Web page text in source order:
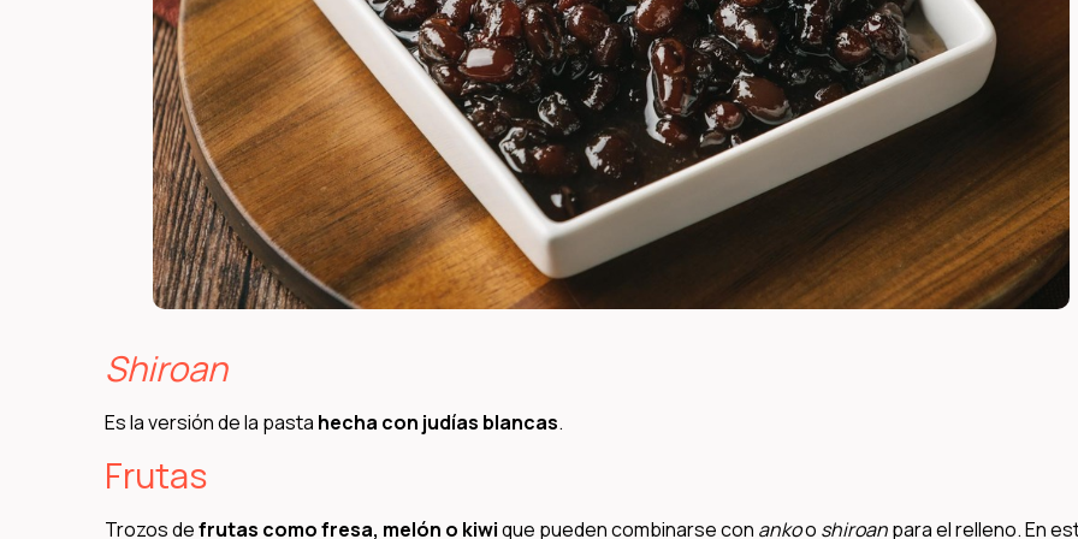
Shiroan
Es la versión de la pasta hecha con judías blancas.
Frutas
Trozos defrutas como fresa, melón o kiwique pueden combinarse con ankoo shiroanpara el relleno. En